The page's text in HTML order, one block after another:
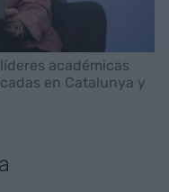
académicas
en Catalunya y